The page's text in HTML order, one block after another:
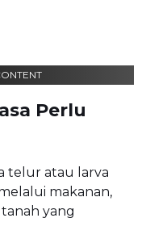
Perlu
telur atau larva
makanan,
yang